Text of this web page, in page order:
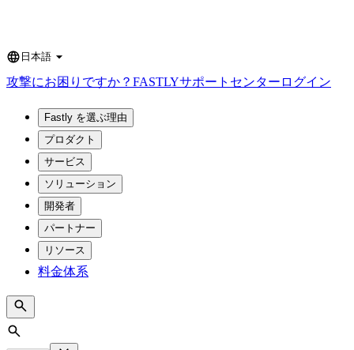
Language
日本語
攻撃にお困りですか？ FASTLYサポートセンター ログイン
Fastly を選ぶ理由
プロダクト
サービス
ソリューション
開発者
パートナー
リソース
料金体系
Search